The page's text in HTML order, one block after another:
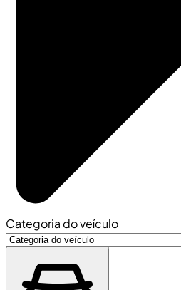
Categoria do veículo